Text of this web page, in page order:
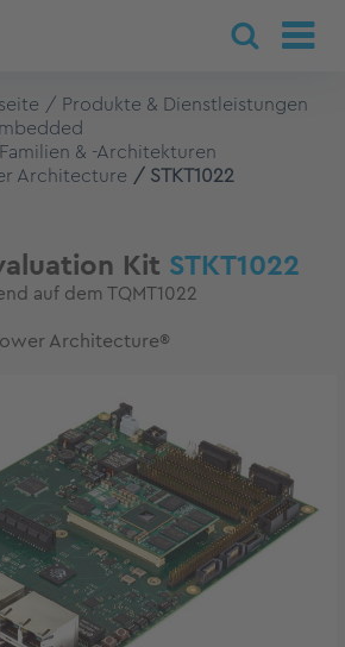
Produkte & Dienstleistungen
& -Architekturen
Architecture
STKT1022
Kit STKT1022
auf dem TQMT1022
Architecture®